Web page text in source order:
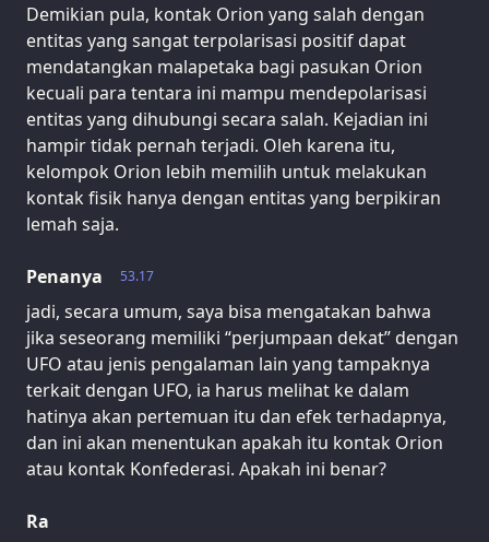
Demikian pula, kontak Orion yang salah dengan
entitas yang sangat terpolarisasi positif dapat
mendatangkan malapetaka bagi pasukan Orion
kecuali para tentara ini mampu mendepolarisasi
entitas yang dihubungi secara salah. Kejadian ini
hampir tidak pernah terjadi. Oleh karena itu,
kelompok Orion lebih memilih untuk melakukan
kontak fisik hanya dengan entitas yang berpikiran
lemah saja.
53.17
Penanya
jadi, secara umum, saya bisa mengatakan bahwa
jika seseorang memiliki “perjumpaan dekat” dengan
UFO atau jenis pengalaman lain yang tampaknya
terkait dengan UFO, ia harus melihat ke dalam
hatinya akan pertemuan itu dan efek terhadapnya,
dan ini akan menentukan apakah itu kontak Orion
atau kontak Konfederasi. Apakah ini benar?
Ra